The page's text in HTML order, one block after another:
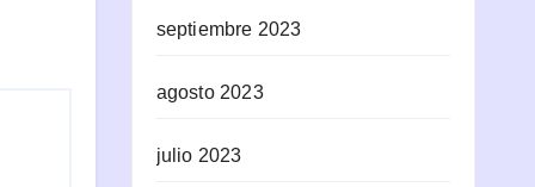
septiembre 2023
agosto 2023
julio 2023